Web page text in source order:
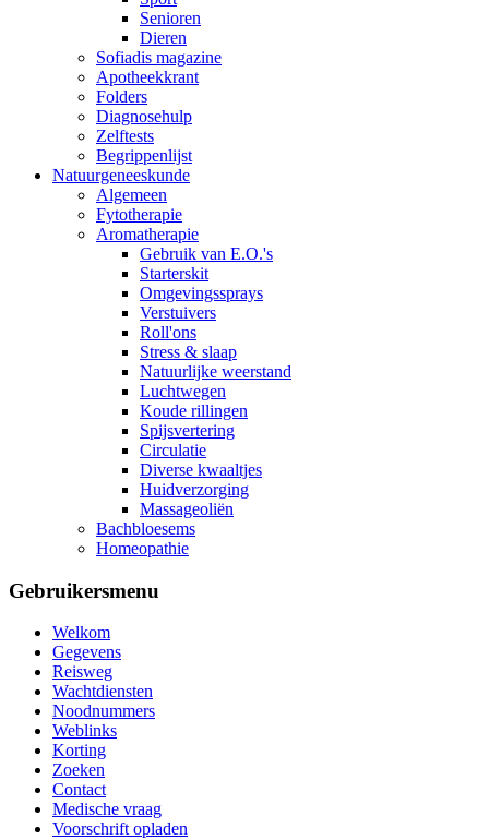
Senioren
Dieren
Sofiadis magazine
Apotheekkrant
Folders
Diagnosehulp
Zelftests
Begrippenlijst
Natuurgeneeskunde
Algemeen
Fytotherapie
Aromatherapie
Gebruik van E.O.'s
Starterskit
Omgevingssprays
Verstuivers
Roll'ons
Stress & slaap
Natuurlijke weerstand
Luchtwegen
Koude rillingen
Spijsvertering
Circulatie
Diverse kwaaltjes
Huidverzorging
Massageoliën
Bachbloesems
Homeopathie
Gebruikersmenu
Welkom
Gegevens
Reisweg
Wachtdiensten
Noodnummers
Weblinks
Korting
Zoeken
Contact
Medische vraag
Voorschrift opladen